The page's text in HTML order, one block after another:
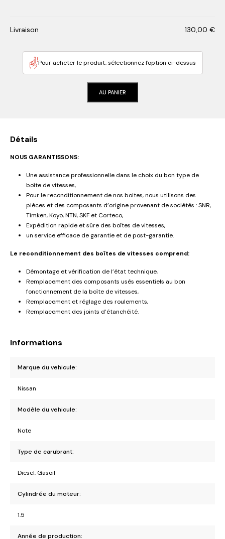
Livraison 130,00 €
Pour acheter le produit, sélectionnez l'option ci-dessus
AU PANIER
Détails
NOUS GARANTISSONS:
Une assistance professionnelle dans le choix du bon type de
boîte de vitesses,
Pour le reconditionnement de nos boites, nous utilisons des
pièces et des composants d’origine provenant de sociétés : SNR,
Timken, Koyo, NTN, SKF et Corteco,
Expédition rapide et sûre des boîtes de vitesses,
un service efficace de garantie et de post-garantie.
Le reconditionnement des boîtes de vitesses comprend:
Démontage et vérification de l’état technique,
Remplacement des composants usés essentiels au bon
fonctionnement de la boîte de vitesses,
Remplacement et réglage des roulements,
Remplacement des joints d’étanchéité.
Informations
Marque du vehicule:
Nissan
Modèle du vehicule:
Note
Type de carubrant:
Diesel, Gasoil
Cylindrée du moteur:
1.5
Année de production: